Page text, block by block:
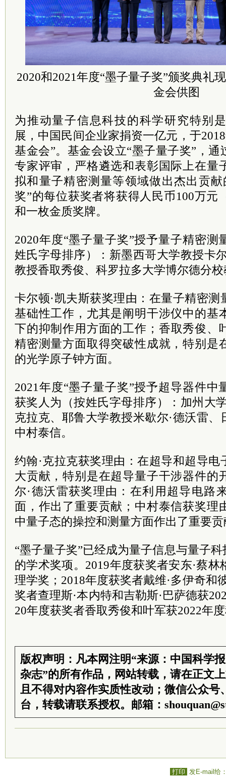
2020和2021年度“墨子量子奖”颁奖典礼
金会供图
为推动量子信息科技的科学研究特别
展，中国民间企业家捐资一亿元，于
基金会”。基金会设立“墨子量子奖”，
专家评审，严格遴选和表彰国际上在量
拟和量子精密测量等领域做出杰出贡
奖”的每位获奖者将获得人民币100万元
和一枚金质奖牌。
2020年度“墨子量子奖”授予量子精密测
姓氏字母排序）：新墨西哥大学教授卡
教授香取秀俊、科罗拉多大学博尔德分
卡尔顿·凯夫斯获奖理由：在量子精密
基础性工作，尤其是阐明干涉仪中的基
下的抑制作用方面的工作；香取秀俊、
精密测量方面取得突破性成就，特别是
的光学原子钟方面。
2021年度“墨子量子奖”授予超导器件中
获奖人为（按姓氏字母排序）：加州大
克拉克、耶鲁大学教授米歇尔·德沃雷
中村泰信。
约翰·克拉克获奖理由：在超导和超导
大贡献，特别是在超导量子干涉器件的
尔·德沃雷获奖理由：在利用超导电路
面，作出了重要贡献；中村泰信获奖理
中量子态的操控和测量方面作出了重要
“墨子量子奖”已经成为量子信息与量子
的学术奖项。2019年度获奖者安东·蔡林
理学奖；2018年度获奖者戴维·多伊奇和
奖者查理斯·本内特和吉勒斯·巴萨德获
20年度获奖者香取秀俊和叶军获2022年
版权声明：凡本网注明“来源：中国科学
杂志”的所有作品，网站转载，请在正文
且不得对内容作实质性改动；微信公众号
台，转载请联系授权。邮箱：
打印 发E-mail给